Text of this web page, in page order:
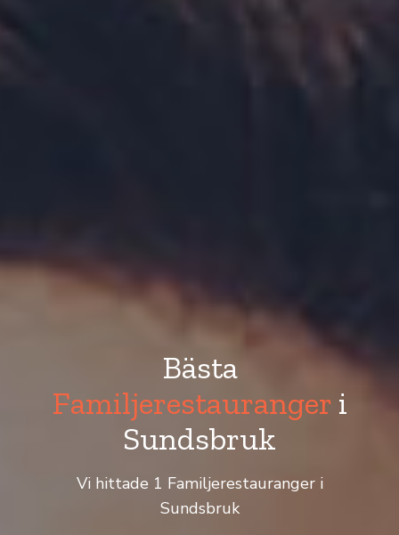
Bästa
Familjerestauranger i
Sundsbruk
Vi hittade 1 Familjerestauranger i
Sundsbruk